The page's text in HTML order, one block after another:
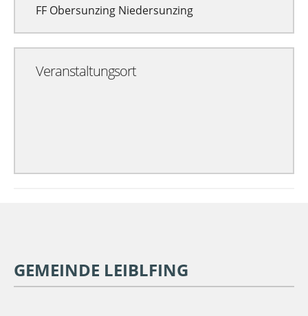
FF Obersunzing Niedersunzing
Veranstaltungsort
GEMEINDE LEIBLFING